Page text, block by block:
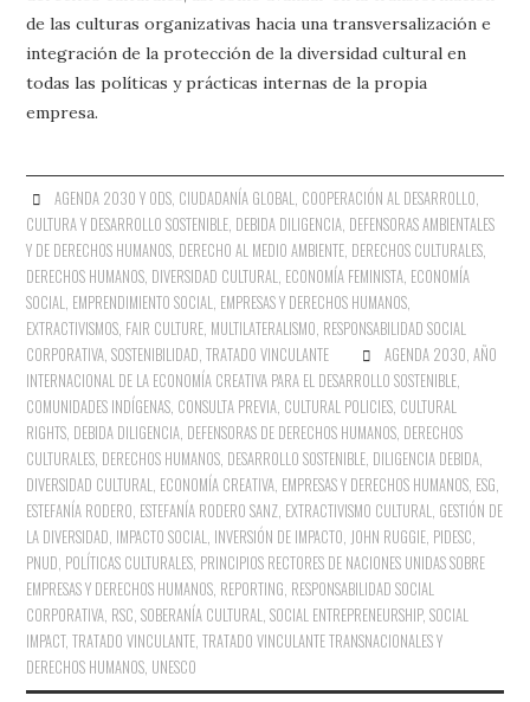
de las culturas organizativas hacia una transversalización e
integración de la protección de la diversidad cultural en
todas las políticas y prácticas internas de la propia
empresa.
AGENDA 2030 Y ODS, CIUDADANÍA GLOBAL, COOPERACIÓN AL DESARROLLO,
CULTURA Y DESARROLLO SOSTENIBLE, DEBIDA DILIGENCIA, DEFENSORAS AMBIENTALES
Y DE DERECHOS HUMANOS, DERECHO AL MEDIO AMBIENTE, DERECHOS CULTURALES,
DERECHOS HUMANOS, DIVERSIDAD CULTURAL, ECONOMÍA FEMINISTA, ECONOMÍA
SOCIAL, EMPRENDIMIENTO SOCIAL, EMPRESAS Y DERECHOS HUMANOS,
EXTRACTIVISMOS, FAIR CULTURE, MULTILATERALISMO, RESPONSABILIDAD SOCIAL
CORPORATIVA,SOSTENIBILIDAD,TRATADO VINCULANTE AGENDA 2030, AÑO
INTERNACIONAL DE LA ECONOMÍA CREATIVA PARA EL DESARROLLO SOSTENIBLE,
COMUNIDADES INDÍGENAS, CONSULTA PREVIA, CULTURAL POLICIES, CULTURAL
RIGHTS, DEBIDA DILIGENCIA, DEFENSORAS DE DERECHOS HUMANOS, DERECHOS
CULTURALES, DERECHOS HUMANOS, DESARROLLO SOSTENIBLE, DILIGENCIA DEBIDA,
DIVERSIDAD CULTURAL, ECONOMÍA CREATIVA, EMPRESAS Y DERECHOS HUMANOS, ESG,
ESTEFANÍA RODERO, ESTEFANÍA RODERO SANZ, EXTRACTIVISMO CULTURAL, GESTIÓN DE
LA DIVERSIDAD, IMPACTO SOCIAL, INVERSIÓN DE IMPACTO, JOHN RUGGIE, PIDESC,
PNUD, POLÍTICAS CULTURALES, PRINCIPIOS RECTORES DE NACIONES UNIDAS SOBRE
EMPRESAS Y DERECHOS HUMANOS, REPORTING, RESPONSABILIDAD SOCIAL
CORPORATIVA, RSC,SOBERANÍA CULTURAL,SOCIAL ENTREPRENEURSHIP,SOCIAL
IMPACT,TRATADO VINCULANTE,TRATADO VINCULANTE TRANSNACIONALES Y
DERECHOS HUMANOS, UNESCO